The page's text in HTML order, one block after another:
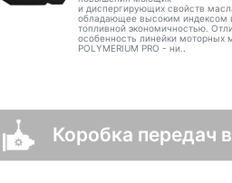
и диспергирующих свойств
обладающее высоким индексом
топливной экономичностью.
особенность линейки моторных
POLYMERIUM PRO - ни..
Коробка передач